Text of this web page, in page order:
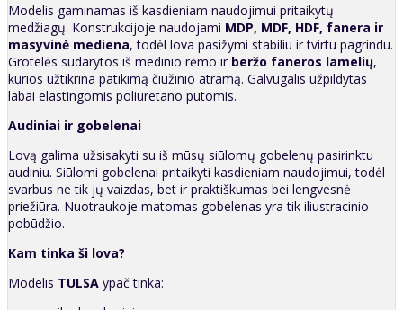
Modelis gaminamas iš kasdieniam naudojimui pritaikytų
medžiagų. Konstrukcijoje naudojami MDP, MDF, HDF, fanera ir
masyvinė mediena, todėl lova pasižymi stabiliu ir tvirtu pagrindu.
Grotelės sudarytos iš medinio rėmo ir beržo faneros lamelių,
kurios užtikrina patikimą čiužinio atramą. Galvūgalis užpildytas
labai elastingomis poliuretano putomis.
Audiniai ir gobelenai
Lovą galima užsisakyti su iš mūsų siūlomų gobelenų pasirinktu
audiniu. Siūlomi gobelenai pritaikyti kasdieniam naudojimui, todėl
svarbus ne tik jų vaizdas, bet ir praktiškumas bei lengvesnė
priežiūra. Nuotraukoje matomas gobelenas yra tik iliustracinio
pobūdžio.
Kam tinka ši lova?
Modelis TULSA ypač tinka: